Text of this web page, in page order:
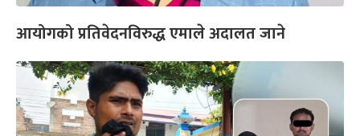
आयोगको प्रतिवेदनविरुद्ध एमाले अदालत जाने